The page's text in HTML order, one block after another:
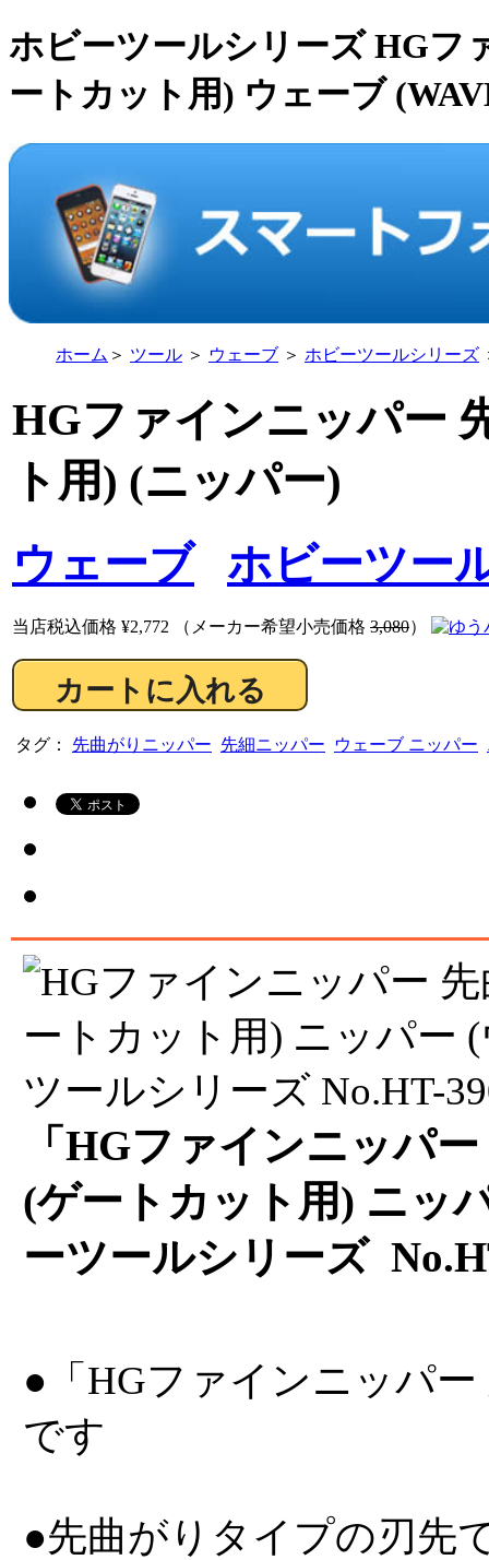
ホビーツールシリーズ HGフ
ートカット用) ウェーブ
ホーム ＞ ツール ＞ ウェーブ ＞ ホビーツールシリーズ
HGファインニッパー
ト用) (ニッパー)
ウェーブ
ホビーツー
当店税込価格 ¥2,772 （メーカー希望小売価格 3,080）
タグ： 先曲がりニッパー 先細ニッパー ウェーブ ニッパー
「HGファインニッパ
(ゲートカット用) ニッ
ーツールシリーズ
●「HGファインニッパ
です
●先曲がりタイプの刃先